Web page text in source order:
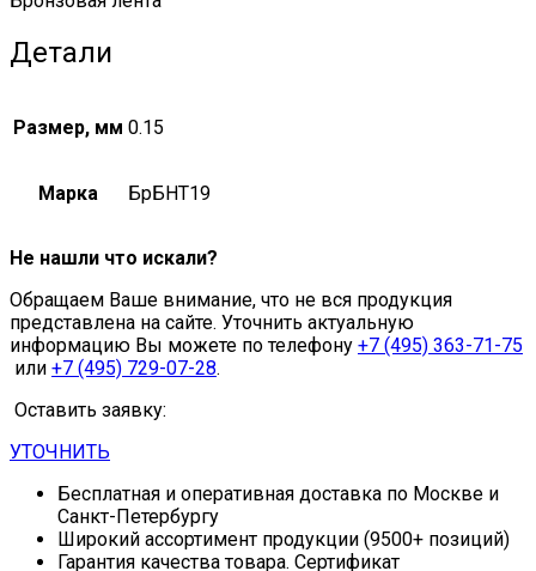
Детали
Размер, мм 0.15
Марка БрБНТ19
Не нашли что искали?
Обращаем Ваше внимание, что не вся продукция
представлена на сайте. Уточнить актуальную
информацию Вы можете по телефону +7 (495) 363-71-75
или +7 (495) 729-07-28.
Оставить заявку:
УТОЧНИТЬ
Бесплатная и оперативная доставка по Москве и
Санкт-Петербургу
Широкий ассортимент продукции (9500+ позиций)
Гарантия качества товара. Сертификат